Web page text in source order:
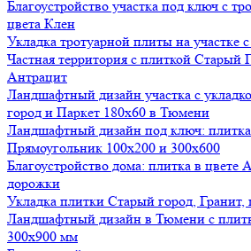
Благоустройство участка под ключ с
цвета Клен
Укладка тротуарной плиты на участке
Частная территория с плиткой Старый
Антрацит
Ландшафтный дизайн участка с
город и Паркет 180х60 в Тюмени
Ландшафтный дизайн под ключ:
Прямоугольник 100х200 и 300х600
Благоустройство дома: плитка в
дорожки
Укладка плитки Старый город, Гранит,
Ландшафтный дизайн в Тюмени с
300х900 мм